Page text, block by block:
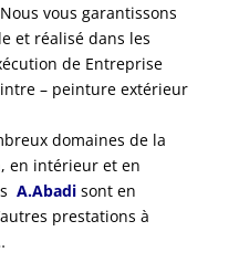
vous garantissons
et réalisé dans les
de Entreprise
– peinture extérieur
domaines de la
en intérieur et en
A.Abadisont en
prestations à